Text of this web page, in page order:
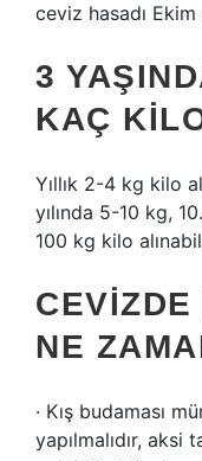
ceviz hasadı
3
KAÇ
Yıllık 2-4 kg kilo
yılında 5-10 kg,
100 kg kilo
NE
· Kış budaması
yapılmalıdır, aksi